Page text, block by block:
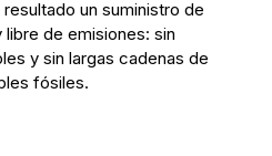
un suministro de
de emisiones: sin
y sin largas cadenas de
fósiles.